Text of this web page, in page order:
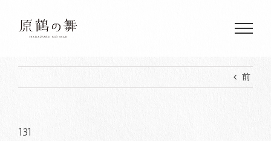
content
前
131